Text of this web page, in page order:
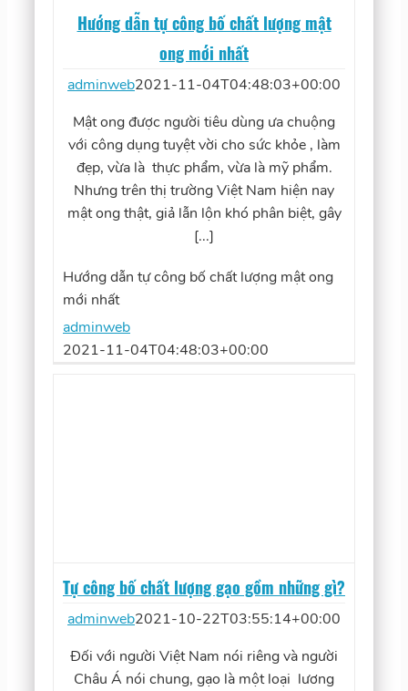
Hướng dẫn tự công bố chất lượng mật
ong mới nhất
adminweb2021-11-04T04:48:03+00:00
Mật ong được người tiêu dùng ưa chuộng
với công dụng tuyệt vời cho sức khỏe , làm
đẹp, vừa là thực phẩm, vừa là mỹ phẩm.
Nhưng trên thị trường Việt Nam hiện nay
mật ong thật, giả lẫn lộn khó phân biệt, gây
[...]
Hướng dẫn tự công bố chất lượng mật ong
mới nhất
adminweb
2021-11-04T04:48:03+00:00
Tự công bố chất lượng gạo gồm những gì?
adminweb2021-10-22T03:55:14+00:00
Đối với người Việt Nam nói riêng và người
Châu Á nói chung, gạo là một loại lương